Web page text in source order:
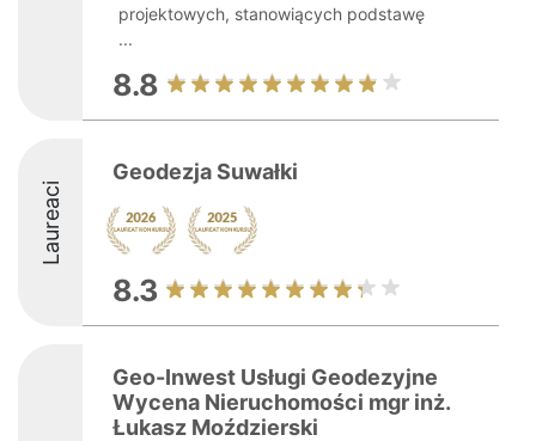
projektowych, stanowiących podstawę
...
8.8
Laureaci
Geodezja Suwałki
8.3
Geo-Inwest Usługi Geodezyjne
Wycena Nieruchomości mgr inż.
Łukasz Moździerski